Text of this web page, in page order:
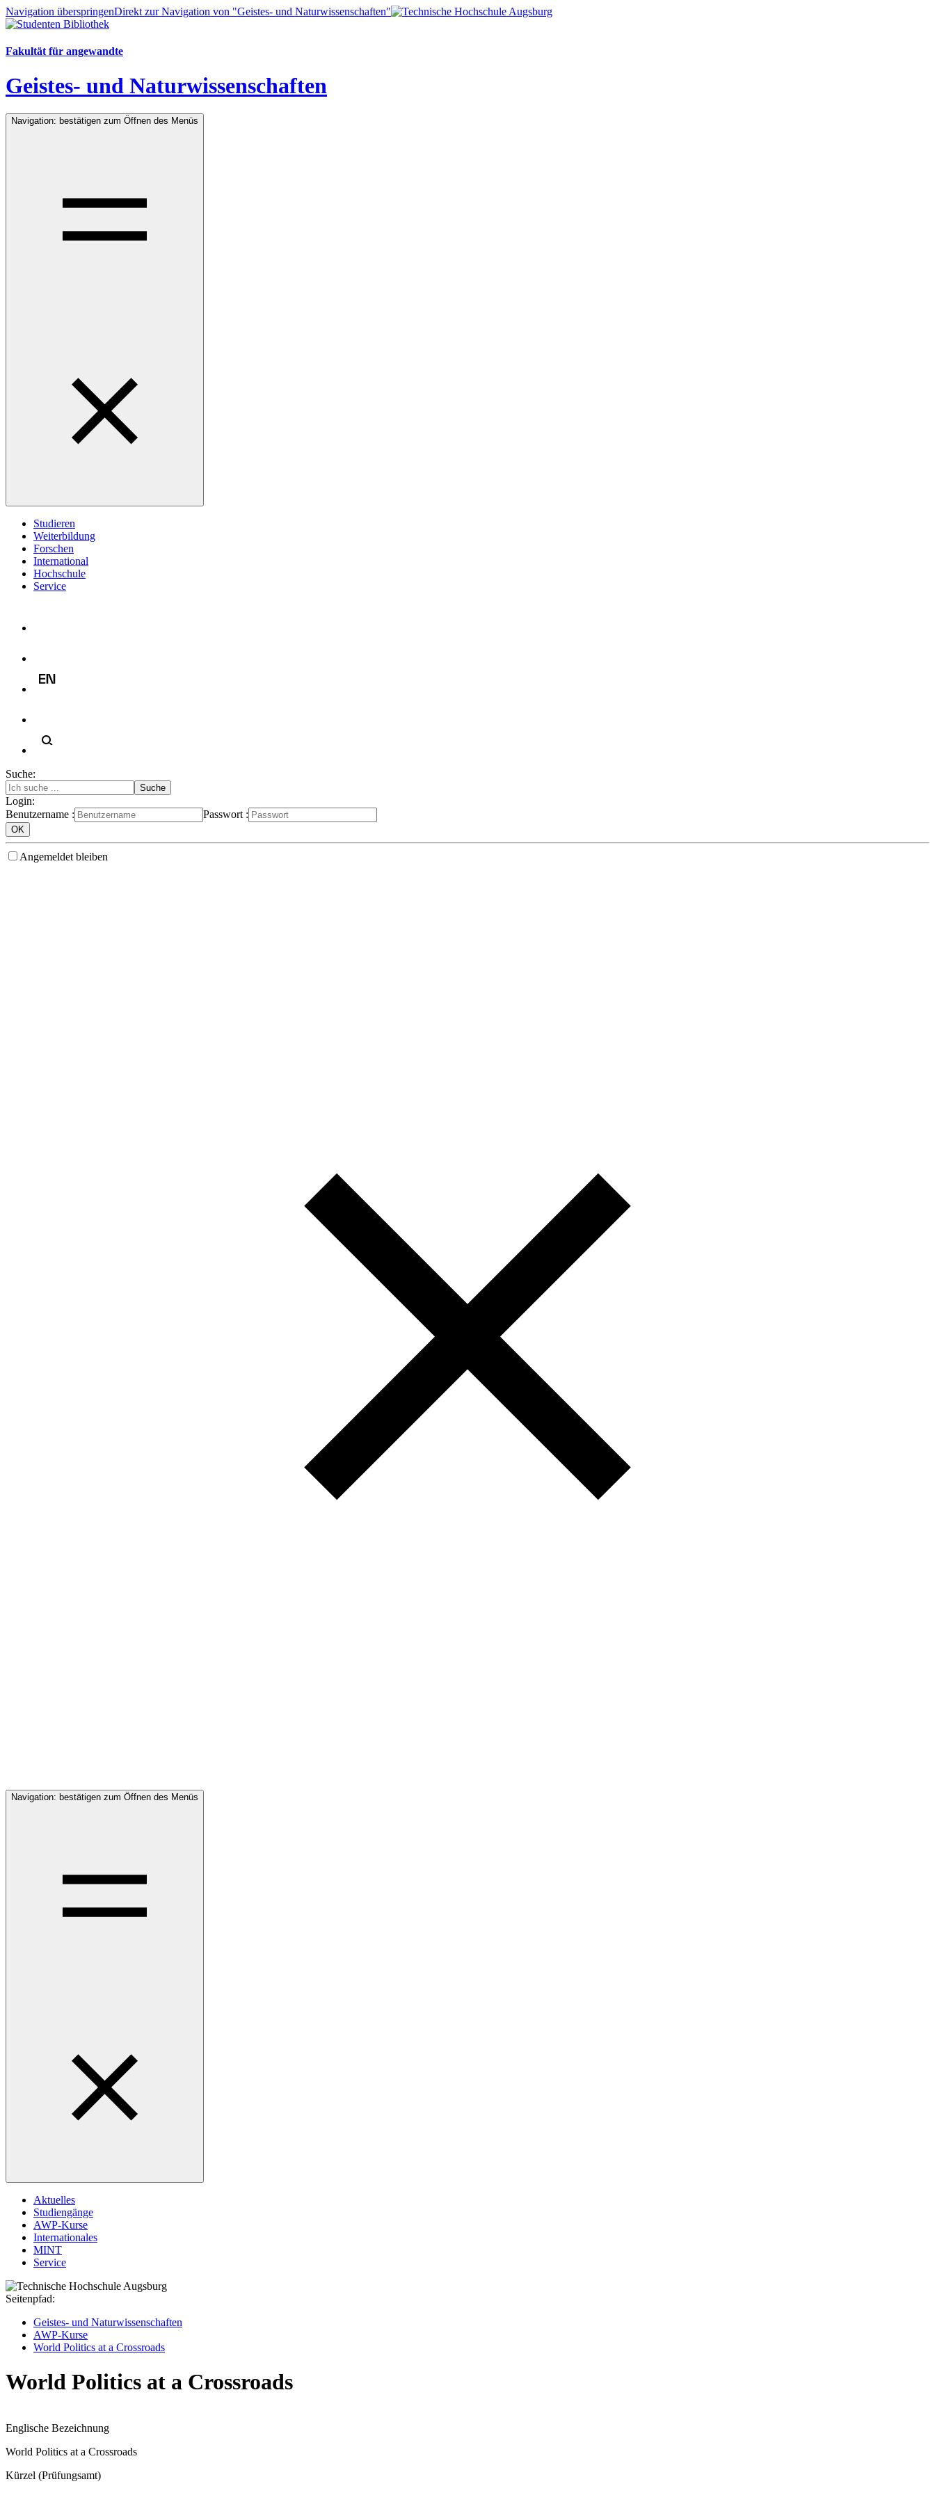
Navigation überspringenDirekt zur Navigation von "Geistes- und Naturwissenschaften"
Fakultät für angewandte
Geistes- und Naturwissenschaften
Navigation: bestätigen zum Öffnen des Menüs
Studieren
Weiterbildung
Forschen
International
Hochschule
Service
Suche:
Login:
Benutzername :
Passwort :
Angemeldet bleiben
Navigation: bestätigen zum Öffnen des Menüs
Aktuelles
Studiengänge
AWP‑Kurse
Internationales
MINT
Service
Seitenpfad:
Geistes- und Naturwissenschaften
AWP‑Kurse
World Politics at a Crossroads
World Politics at a Crossroads
Englische Bezeichnung
World Politics at a Crossroads
Kürzel (Prüfungsamt)